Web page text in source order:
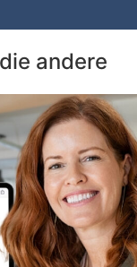
andere